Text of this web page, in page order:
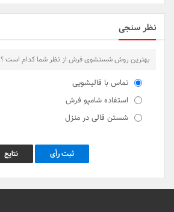
نظر سنجی
بهترین روش شستشوی فرش از نظر شما کدام است ؟
تماس با قالیشویی
استفاده شامپو فرش
شستن قالی در منزل
ثبت رأی نتایج